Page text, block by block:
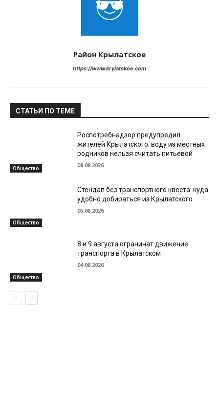
Район Крылатское
https://www.krylatskoe.com
СТАТЬИ ПО ТЕМЕ
Общество
Роспотребнадзор предупредил
жителей Крылатского: воду из местных
родников нельзя считать питьевой
08.08.2026
Общество
Стендап без транспортного квеста: куда
удобно добираться из Крылатского
05.08.2026
Общество
8 и 9 августа ограничат движение
транспорта в Крылатском
04.08.2026